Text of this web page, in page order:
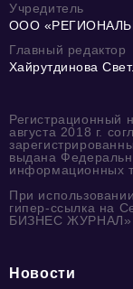
Учредитель
ООО
Главный редактор
Хайрутдинова
августа 2018 г.
выдана
информационных
При
гипер-ссылка на
БИЗНЕС ЖУРНАЛ»
Новости